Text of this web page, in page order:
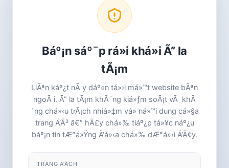
Báº¡n sáº¯p rá»i khá»i Ã” la
tÃ¡m
LiÃªn káº¿t nÃ y dáº«n tá»›i má»™t website bÃªn
ngoÃ i. Ã” la tÃ¡m khÃ´ng kiá»ƒm soÃ¡t vÃ khÃ
´ng chá»‹u trÃ¡ch nhiá»‡m vá» ná»™i dung cá»§a
trang Ä‘Ã³ â€” hÃ£y chá»‰ tiáº¿p tá»¥c náº¿u
báº¡n tin tÆ°á»Ÿng Ä‘á»‹a chá»‰ dÆ°á»›i Ä‘Ã¢y.
TRANG Ä‘Ã­CH